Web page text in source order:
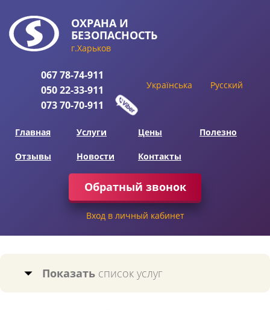
ОХРАНАИ
БЕЗОПАСНОСТЬ
г.Харьков
06778-74-911
05022-33-911
07370-70-911
Українська Русский
Главная Услуги Цены Полезно
Отзывы Новости Контакты
Обратный звонок
Вход в личный кабинет
Показать список услуг